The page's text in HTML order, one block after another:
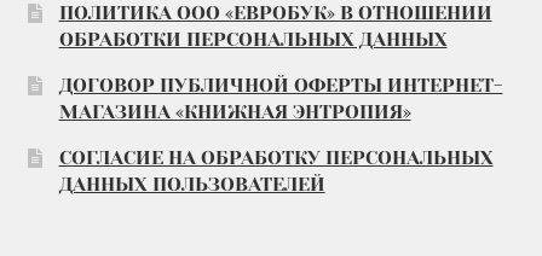
ПОЛИТИКА ООО «ЕВРОБУК» В ОТНОШЕНИИ
ОБРАБОТКИ ПЕРСОНАЛЬНЫХ ДАННЫХ
ДОГОВОР ПУБЛИЧНОЙ ОФЕРТЫ ИНТЕРНЕТ-
МАГАЗИНА «КНИЖНАЯ ЭНТРОПИЯ»
СОГЛАСИЕ НА ОБРАБОТКУ ПЕРСОНАЛЬНЫХ
ДАННЫХ ПОЛЬЗОВАТЕЛЕЙ